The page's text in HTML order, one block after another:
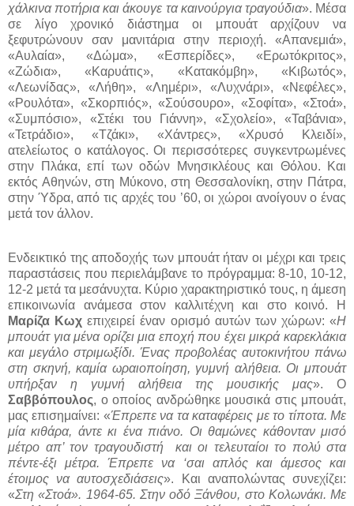
χάλκινα ποτήρια και άκουγε τα καινούργια τραγούδια». Μέσα
σε λίγο χρονικό διάστημα οι μπουάτ αρχίζουν να
ξεφυτρώνουν σαν μανιτάρια στην περιοχή. «Απανεμιά»,
«Αυλαία», «Δώμα», «Εσπερίδες», «Ερωτόκριτος»,
«Ζώδια», «Καρυάτις», «Κατακόμβη», «Κιβωτός»,
«Λεωνίδας», «Λήθη», «Λημέρι», «Λυχνάρι», «Νεφέλες»,
«Ρουλότα», «Σκορπιός», «Σούσουρο», «Σοφίτα», «Στοά»,
«Συμπόσιο», «Στέκι του Γιάννη», «Σχολείο», «Ταβάνια»,
«Τετράδιο», «Τζάκι», «Χάντρες», «Χρυσό Κλειδί»,
ατελείωτος ο κατάλογος. Οι περισσότερες συγκεντρωμένες
στην Πλάκα, επί των οδών Μνησικλέους και Θόλου. Και
εκτός Αθηνών, στη Μύκονο, στη Θεσσαλονίκη, στην Πάτρα,
στην Ύδρα, από τις αρχές του ’60, οι χώροι ανοίγουν ο ένας
μετά τον άλλον.
Ενδεικτικό της αποδοχής των μπουάτ ήταν οι μέχρι και τρεις
παραστάσεις που περιελάμβανε το πρόγραμμα: 8-10, 10-12,
12-2 μετά τα μεσάνυχτα. Κύριο χαρακτηριστικό τους, η άμεση
επικοινωνία ανάμεσα στον καλλιτέχνη και στο κοινό. Η
Μαρίζα Κωχεπιχειρεί έναν ορισμό αυτών των χώρων: «Η
μπουάτ για μένα ορίζει μια εποχή που έχει μικρά καρεκλάκια
και μεγάλο στριμωξίδι. Ένας προβολέας αυτοκινήτου πάνω
στη σκηνή, καμία ωραιοποίηση, γυμνή αλήθεια. Οι μπουάτ
υπήρξαν η γυμνή αλήθεια της μουσικής μας». Ο
Σαββόπουλος, ο οποίος ανδρώθηκε μουσικά στις μπουάτ,
μας επισημαίνει: «Έπρεπε να τα καταφέρεις με το τίποτα. Με
μία κιθάρα, άντε κι ένα πιάνο. Οι θαμώνες κάθονταν μισό
μέτρο απ’ τον τραγουδιστή
και οι τελευταίοι το πολύ στα
πέντε-έξι μέτρα. Έπρεπε να ‘σαι απλός και άμεσος και
έτοιμος να αυτοσχεδιάσεις». Και αναπολώντας συνεχίζει:
«Στη «Στοά». 1964-65. Στην οδό Ξάνθου, στο Κολωνάκι. Με